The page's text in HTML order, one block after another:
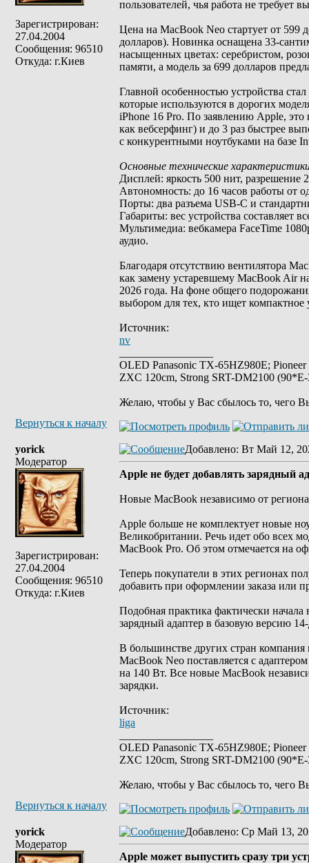
Зарегистрирован:
27.04.2004
Сообщения: 96510
Откуда: г.Киев
пользователей, чья работа не
Цена на MacBook Neo стартует от 599
долларов). Новинка оснащена 33-
насыщенных цветах: серебристом,
памяти, а модель за 699 долларов
Главной особенностью устройства
которые используются в дорогих
iPhone 16 Pro. По заявлению Apple, это
как вебсерфинг) и до 3 раз быстрее
с конкурентными ноутбуками на базе
Основные технические
Дисплей: яркость 500 нит, разрешение
Автономность: до 16 часов работы от
Порты: два разъема USB-C и
Габариты: вес устройства составляет
Мультимедиа: вебкамера FaceTime
аудио.
Благодаря отсутствию вентилятора
как замену устаревшему MacBook Air
2026 года. На фоне общего
выбором для тех, кто ищет компактное
Источник:
nv
OLED Panasonic TX-65HZ980E;
ZXC 120cm, Strong SRT-DM2100
Желаю, чтобы у Вас сбылось то, чего
Вернуться к началу
yorick
Модератор
Зарегистрирован:
27.04.2004
Сообщения: 96510
Откуда: г.Киев
Добавлено: Вт Май 12,
Apple не будет добавлять
Новые MacBook независимо от
Apple больше не комплектует новые
Великобритании. Речь идет обо всех
MacBook Pro. Об этом отмечается на
Теперь покупатели в этих регионах
добавить при оформлении заказа или
Подобная практика фактически
зарядный адаптер в базовую версию
В большинстве других стран
MacBook Neo поставляется с
на 140 Вт. Все новые MacBook
зарядки.
Источник:
liga
OLED Panasonic TX-65HZ980E;
ZXC 120cm, Strong SRT-DM2100
Желаю, чтобы у Вас сбылось то, чего
Вернуться к началу
yorick
Модератор
Добавлено: Ср Май 13,
Apple может выпустить сразу три